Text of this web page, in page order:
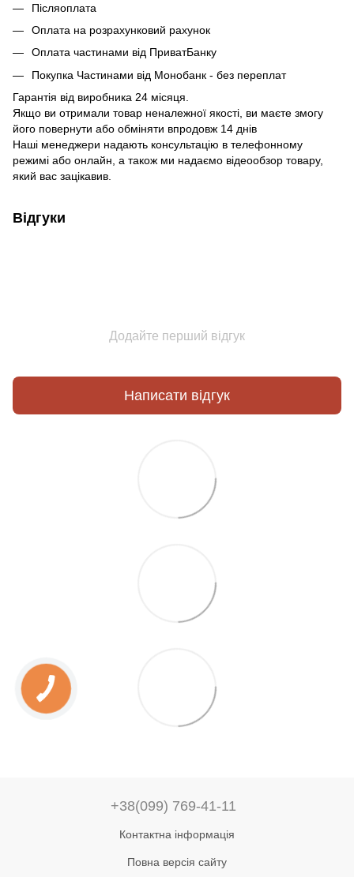
Післяоплата
Оплата на розрахунковий рахунок
Оплата частинами від ПриватБанку
Покупка Частинами від Монобанк - без переплат
Гарантія від виробника 24 місяця.
Якщо ви отримали товар неналежної якості, ви маєте змогу
його повернути або обміняти впродовж 14 днів
Наші менеджери надають консультацію в телефонному
режимі або онлайн, а також ми надаємо відеообзор товару,
який вас зацікавив.
Відгуки
Додайте перший відгук
Написати відгук
+38(099) 769-41-11
Контактна інформація
Повна версія сайту